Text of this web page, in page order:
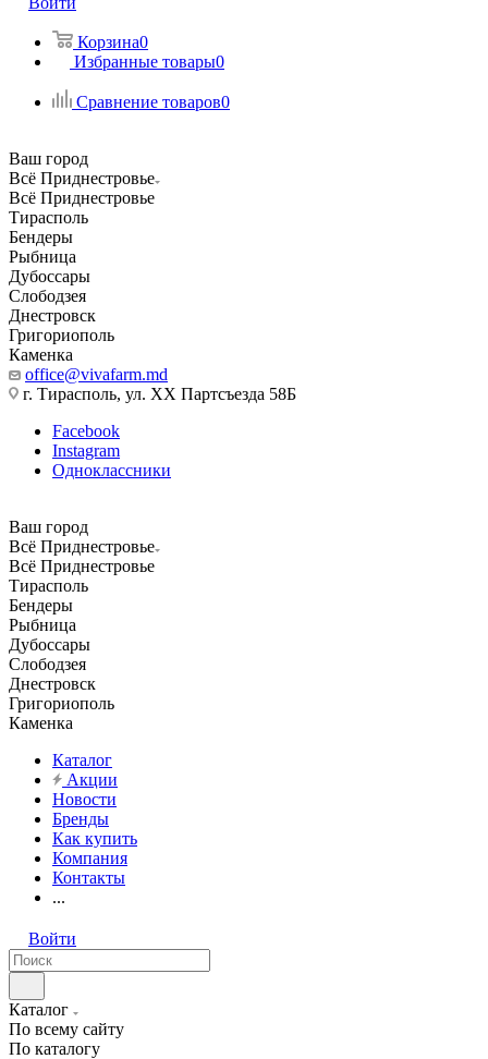
Корзина0
Избранные товары0
Сравнение товаров0
Ваш город
Всё Приднестровье
Всё Приднестровье
Тирасполь
Бендеры
Рыбница
Дубоссары
Слободзея
Днестровск
Григориополь
Каменка
office@vivafarm.md
г. Тирасполь, ул. ХХ Партсъезда 58Б
Facebook
Instagram
Одноклассники
Ваш город
Всё Приднестровье
Всё Приднестровье
Тирасполь
Бендеры
Рыбница
Дубоссары
Слободзея
Днестровск
Григориополь
Каменка
Каталог
Акции
Новости
Бренды
Как купить
Компания
Контакты
...
Войти
Каталог
По всему сайту
По каталогу